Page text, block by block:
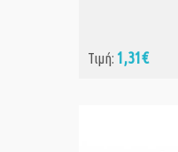
Τιμή: 1,31€